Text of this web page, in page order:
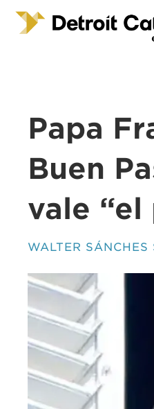
Papa
Buen
vale
WALTER SÁNCHES